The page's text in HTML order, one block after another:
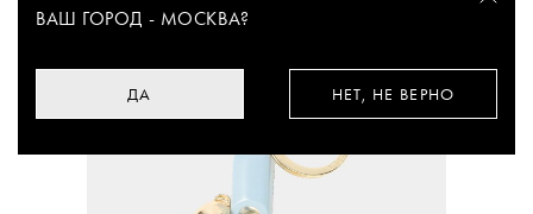
ВАШ ГОРОД - МОСКВА?
ДА НЕТ, НЕ ВЕРНО